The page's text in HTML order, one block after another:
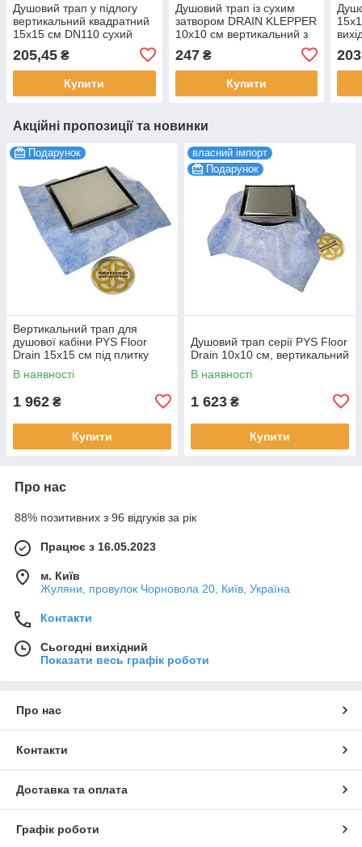
Душовий трап у підлогу
вертикальний квадратний
15х15 см DN110 сухий
затвор із ґратами із сталі
SANPREIS
205,45 ₴
Купити
Душовий трап із сухим
затвором DRAIN KLEPPER
10x10 см вертикальний з
NEO SANPREIS
247₴
Купити
Акційні пропозиції та новинки
Подарунок
Вертикальний трап для
душової кабіни PYS Floor
Drain 15х15 см під плитку
Evimetal
В наявності
1 962 ₴
Купити
власний імпорт
Подарунок
Душовий трап серії PYS Floor
Drain 10х10 см, вертикальний
В наявності
1 623 ₴
Купити
Про нас
88% позитивних з 96 відгуків за рік
Працює з 16.05.2023
м. Київ
Жуляни, провулок Чорновола 20, Київ, Україна
Контакти
Сьогодні вихідний
Показати весь графік роботи
Про нас
Контакти
Доставка та оплата
Графік роботи